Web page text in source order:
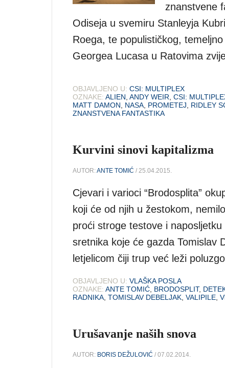
znanstvene
Odiseja u svemiru Stanleyja
Roega, te populističkog,
Georgea Lucasa u Ratovima
OBJAVLJENO U: CSI: MULTIPLEX
OZNAKE: ALIEN ANDY WEIR CSI:
MATT DAMON
NASA PROMETEJ RIDLEY
ZNANSTVENA FANTASTIKA
Kurvini sinovi kapitalizma
AUTOR:ANTE TOMIĆ / 25.04.2015.
Cjevari i varioci “Brodosplita”
koji će od njih u žestokom,
proći stroge testove i
sretnika koje će gazda Tomislav
letjelicom čiji trup već leži
OBJAVLJENO U: VLAŠKA POSLA
OZNAKE: ANTE TOMIĆ BRODOSPLIT,
RADNIKA TOMISLAV DEBELJAK VALIPILE
Urušavanje naših snova
AUTOR: BORIS DEŽULOVIĆ / 07.02.2014.